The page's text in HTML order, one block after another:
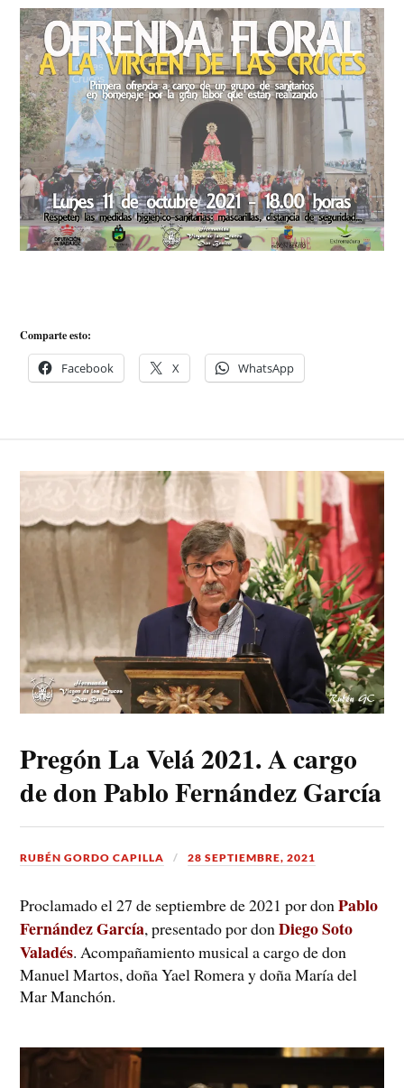
Comparte esto:
Facebook X WhatsApp
Pregón La Velá 2021. A cargo
de don Pablo Fernández García
RUBÉN GORDO CAPILLA 28 SEPTIEMBRE, 2021
Proclamado el 27 de septiembre de 2021 por donPablo
Fernández García, presentado por donDiego Soto
Valadés. Acompañamiento musical a cargo de don
Manuel Martos, doña Yael Romera y doña María del
Mar Manchón.